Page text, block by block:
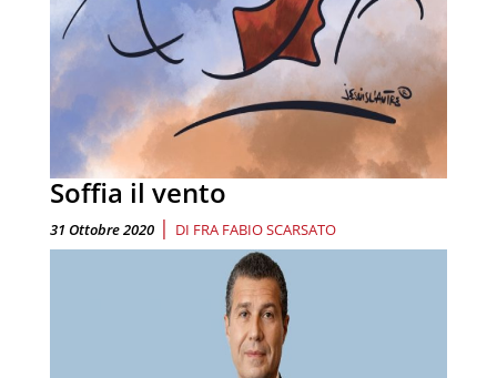
Soffia il vento
31 Ottobre 2020 | DI FRA FABIO SCARSATO